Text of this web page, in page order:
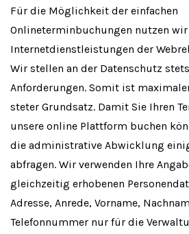
Für die Möglichkeit der einfachen
Onlineterminbuchungen nutzen
Internetdienstleistungen der
Wir stellen an der Datenschutz
Anforderungen. Somit ist
steter Grundsatz. Damit Sie Ihren
unsere online Plattform buchen
die administrative Abwicklung
abfragen. Wir verwenden Ihre
gleichzeitig erhobenen
Adresse, Anrede, Vorname,
Telefonnummer nur für die